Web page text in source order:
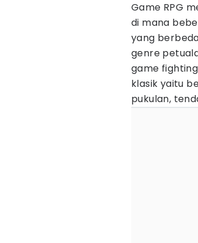
Game RPG
di mana
yang
genre
game
klasik yaitu
pukulan,